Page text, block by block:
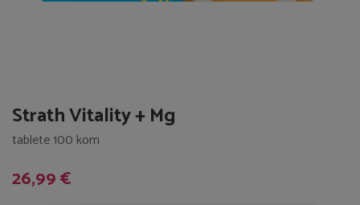
Strath Vitality + Mg
tablete 100 kom
26,99 €